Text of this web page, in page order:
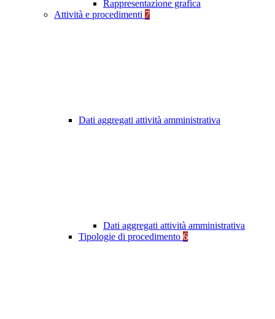
Rappresentazione grafica
Attività e procedimenti 7
Dati aggregati attività amministrativa
Dati aggregati attività amministrativa
Tipologie di procedimento 6